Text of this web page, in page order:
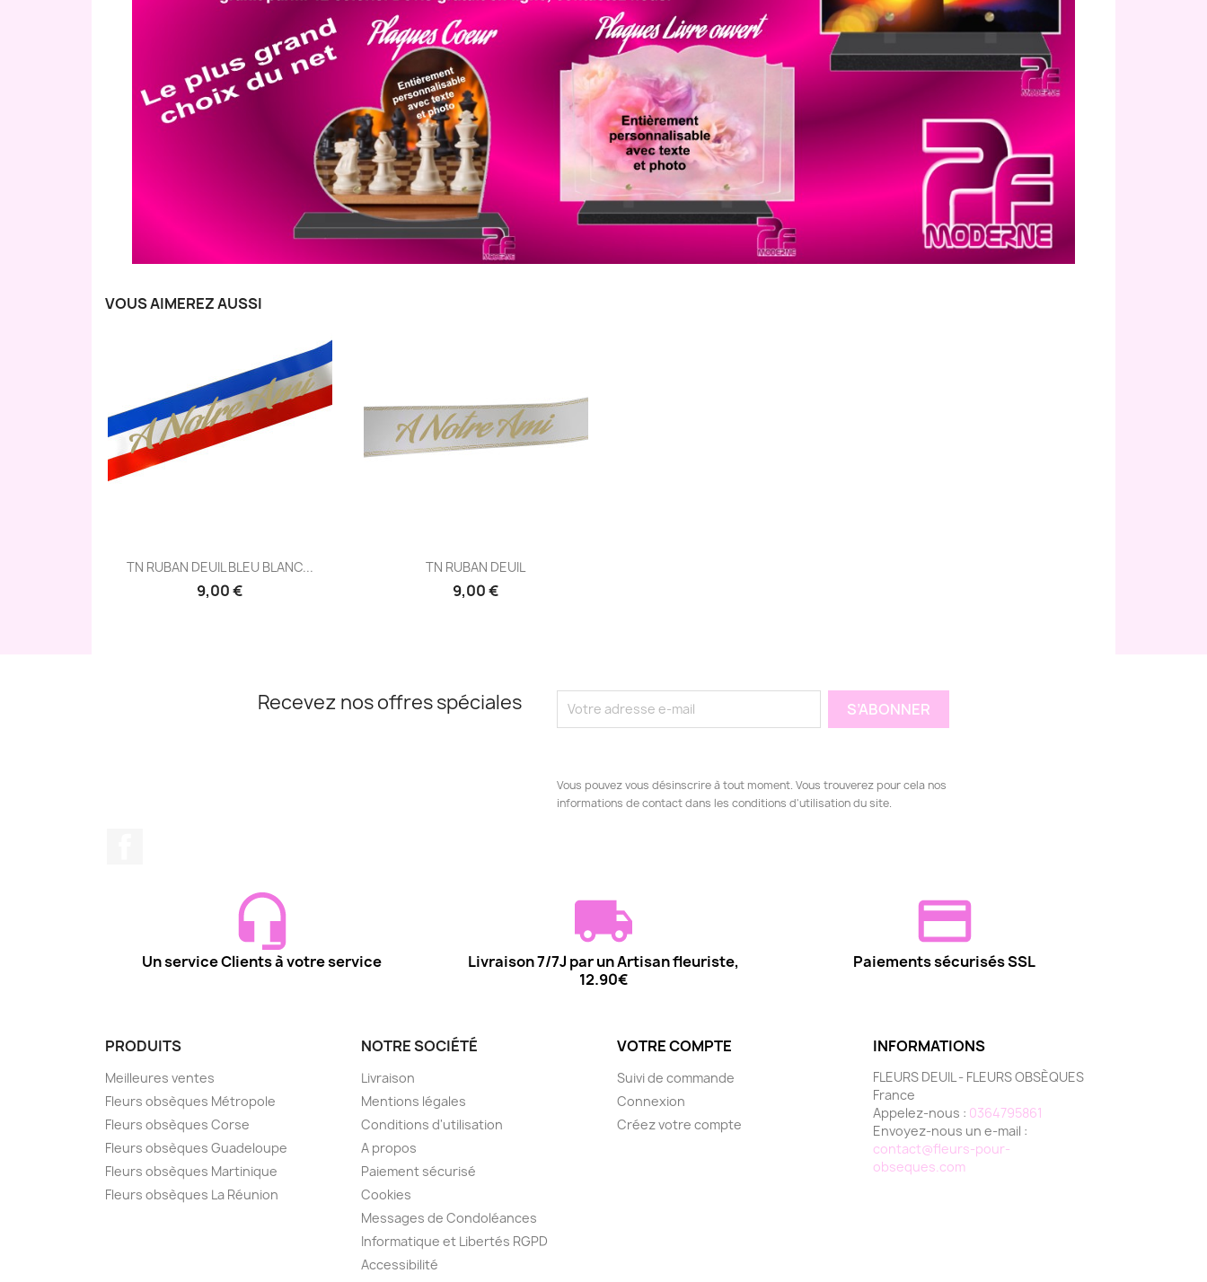
VOUS AIMEREZ AUSSI
Aperçu rapide
TN RUBAN DEUIL BLEU BLANC...
9,00 €
Aperçu rapide
TN RUBAN DEUIL
9,00 €
Recevez nos offres spéciales
Vous pouvez vous désinscrire à tout moment. Vous trouverez pour cela nos
informations de contact dans les conditions d'utilisation du site.
Un service Clients à votre service
Livraison 7/7J par un Artisan fleuriste,
12.90€
Paiements sécurisés SSL
PRODUITS
Meilleures ventes
Fleurs obsèques Métropole
Fleurs obsèques Corse
Fleurs obsèques Guadeloupe
Fleurs obsèques Martinique
Fleurs obsèques La Réunion
NOTRE SOCIÉTÉ
Livraison
Mentions légales
Conditions d'utilisation
A propos
Paiement sécurisé
Cookies
Messages de Condoléances
Informatique et Libertés RGPD
Accessibilité
VOTRE COMPTE
Suivi de commande
Connexion
Créez votre compte
INFORMATIONS
FLEURS DEUIL - FLEURS OBSÈQUES
France
Appelez-nous : 0364795861
Envoyez-nous un e-mail :
contact@fleurs-pour-
obseques.com